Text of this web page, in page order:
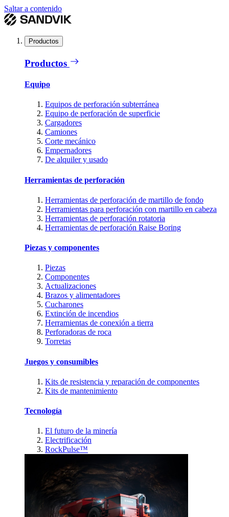
Saltar a contenido
Productos
Productos
Equipo
Equipos de perforación subterránea
Equipo de perforación de superficie
Cargadores
Camiones
Corte mecánico
Empernadores
De alquiler y usado
Herramientas de perforación
Herramientas de perforación de martillo de fondo
Herramientas para perforación con martillo en cabeza
Herramientas de perforación rotatoria
Herramientas de perforación Raise Boring
Piezas y componentes
Piezas
Componentes
Actualizaciones
Brazos y alimentadores
Cucharones
Extinción de incendios
Herramientas de conexión a tierra
Perforadoras de roca
Torretas
Juegos y consumibles
Kits de resistencia y reparación de componentes
Kits de mantenimiento
Tecnología
El futuro de la minería
Electrificación
RockPulse™